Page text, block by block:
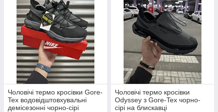
Чоловічі термо кросівки Gore-
Tex водовідштовхувальні
демісезонні чорно-сірі
Чоловічі термо кросівки
Odyssey з Gore-Tex чорно-
сірі на блискавці